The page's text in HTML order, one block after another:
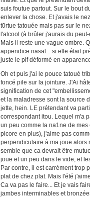
suis foutue partout. Sur le bout
enlever la chose. Et j'avais le
t0rtue tatouée mais pas sur le
l'alcool (à brûler j'aurais du peut-
Mais il reste une vague ombre.
appendice nasal... si elle était
juste le pif déformé en
Oh et puis j'ai le pouce tatoué
foncé pile sur la jointure. J'Ai
signification de cet
et la maladresse sont la source
jette, hein. LE prétendant va
correspondant itou. Lequel m'a
un peu comme la na1ne de
picore en plus), j'aime pas
perpendiculaire à ma joue alors
semble que ca devrait être
joue et un peu dans le vide, et
Par contre, il est carrément trop
plat de chez plat. Mais l'été
Ca va pas le faire... Et je vais
jambes interminables et